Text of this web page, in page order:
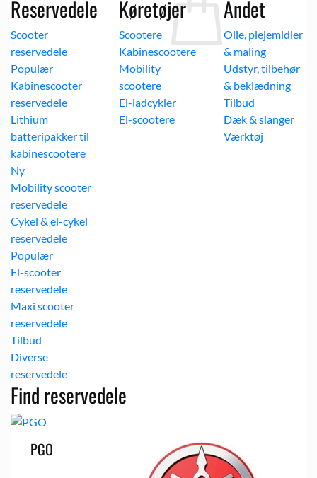
Ingen varer i kurven.
Tilbage til shoppen
Reservedele
Scooter
reservedele
Kabinescooter
reservedele
Lithium
batteripakker til
kabinescootere
Mobility scooter
reservedele
Cykel & el-cykel
reservedele
El-scooter
reservedele
Maxi scooter
reservedele
Diverse
reservedele
Køretøjer
Scootere
Kabinescootere
Mobility
scootere
El-ladcykler
El-scootere
Andet
Olie, plejemidler
& maling
Udstyr, tilbehør
& beklædning
Dæk & slanger
Værktøj
Find reservedele
PGO